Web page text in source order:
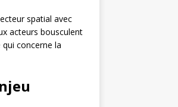
spatial avec
acteurs bousculent
concerne la